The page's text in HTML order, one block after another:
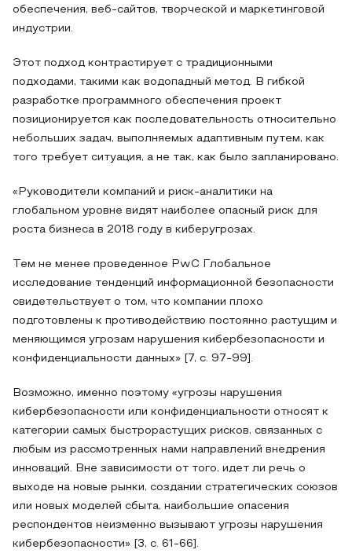
обеспечения, веб-сайтов, творческой и маркетинговой
индустрии.
Этот подход контрастирует с традиционными
подходами, такими как водопадный метод. В гибкой
разработке программного обеспечения проект
позиционируется как последовательность относительно
небольших задач, выполняемых адаптивным путем, как
того требует ситуация, а не так, как было запланировано.
«Руководители компаний и риск-аналитики на
глобальном уровне видят наиболее опасный риск для
роста бизнеса в 2018 году в киберугрозах.
Тем не менее проведенное PwC Глобальное
исследование тенденций информационной безопасности
свидетельствует о том, что компании плохо
подготовлены к противодействию постоянно растущим и
меняющимся угрозам нарушения кибербезопасности и
конфиденциальности данных» [7, с. 97-99].
Возможно, именно поэтому «угрозы нарушения
кибербезопасности или конфиденциальности относят к
категории самых быстрорастущих рисков, связанных с
любым из рассмотренных нами направлений внедрения
инноваций. Вне зависимости от того, идет ли речь о
выходе на новые рынки, создании стратегических союзов
или новых моделей сбыта, наибольшие опасения
респондентов неизменно вызывают угрозы нарушения
кибербезопасности» [3, с. 61-66].